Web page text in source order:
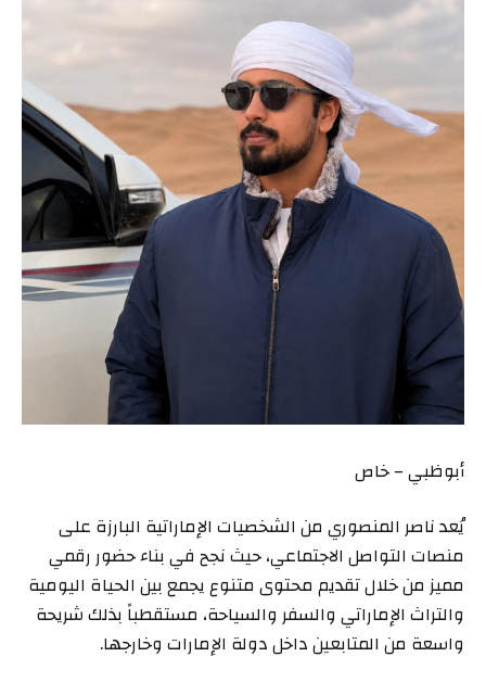
أبوظبي – خاص
يُعد ناصر المنصوري من الشخصيات الإماراتية البارزة على
منصات التواصل الاجتماعي، حيث نجح في بناء حضور رقمي
مميز من خلال تقديم محتوى متنوع يجمع بين الحياة اليومية
والتراث الإماراتي والسفر والسياحة، مستقطباً بذلك شريحة
واسعة من المتابعين داخل دولة الإمارات وخارجها.